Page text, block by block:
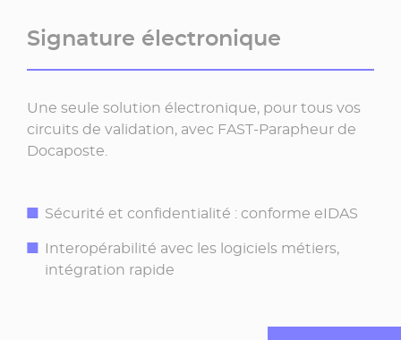
Signature électronique
Une seule solution électronique, pour tous vos
circuits de validation, avec FAST-Parapheur de
Docaposte.
Sécurité et confidentialité : conforme eIDAS
Interopérabilité avec les logiciels métiers,
intégration rapide